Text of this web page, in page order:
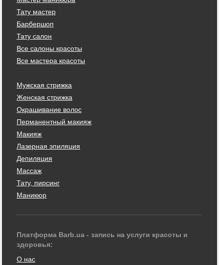
Тату мастер
Барбершоп
Тату салон
Все салоны красоты
Все мастера красоты
Мужская стрижка
Женская стрижка
Окрашивание волос
Перманентный макияж
Макияж
Лазерная эпиляция
Депиляция
Массаж
Тату, пирсинг
Маникюр
Платформа Barb.ua - запись на услуги красоты и
здоровья:
О нас